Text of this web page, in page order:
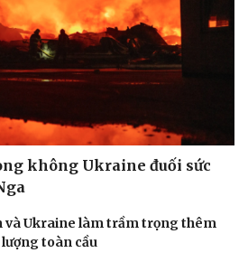
không Ukraine đuối sức
và Ukraine làm trầm trọng thêm
toàn cầu